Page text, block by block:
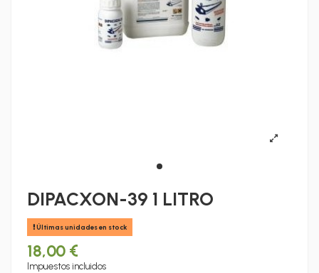
DIPACXON-39 1 LITRO
Últimas unidades en stock
18,00 €
Impuestos incluidos